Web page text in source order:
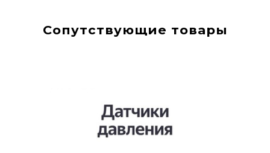
Сопутствующие товары